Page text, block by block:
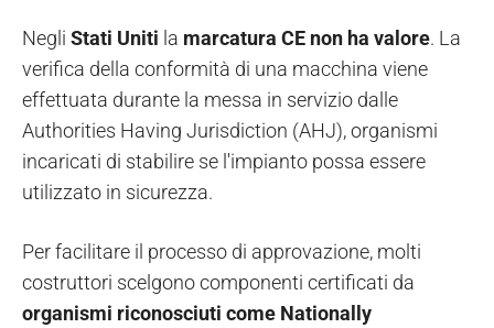
Negli Stati Uniti la marcatura CE non ha valore. La
verifica della conformità di una macchina viene
effettuata durante la messa in servizio dalle
Authorities Having Jurisdiction (AHJ), organismi
incaricati di stabilire se l'impianto possa essere
utilizzato in sicurezza.
Per facilitare il processo di approvazione, molti
costruttori scelgono componenti certificati da
organismi riconosciuti come Nationally